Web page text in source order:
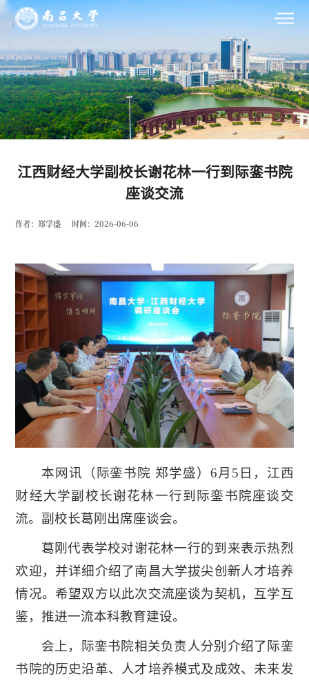
江西财经大学副校长谢花林一行到际銮书院
座谈交流
作者：郑学盛 时间：2026-06-06
本网讯 （际銮书院 郑学盛） 6月5日，江西
财经大学副校长谢花林一行到际銮书院座谈交
流。副校长葛刚出席座谈会。
葛刚代表学校对谢花林一行的到来表示热烈
欢迎，并详细介绍了南昌大学拔尖创新人才培养
情况。希望双方以此次交流座谈为契机，互学互
鉴，推进一流本科教育建设。
会上，际銮书院相关负责人分别介绍了际銮
书院的历史沿革、人才培养模式及成效、未来发